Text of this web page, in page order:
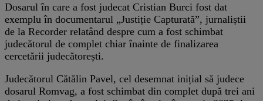
Dosarul în care a fost judecat Cristian Burci fost dat
exemplu în documentarul „Justiție Capturată”, jurnaliștii
de la Recorder relatând despre cum a fost schimbat
judecătorul de complet chiar înainte de finalizarea
cercetării judecătorești.
Judecătorul Cătălin Pavel, cel desemnat inițial să judece
dosarul Romvag, a fost schimbat din complet după trei ani